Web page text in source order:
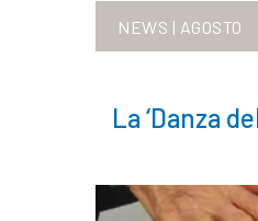
NEWS | AGOSTO
La ‘Danza